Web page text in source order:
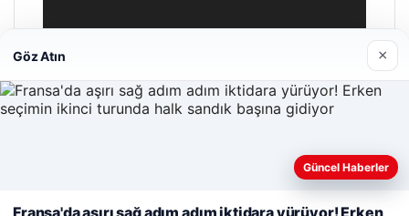
Hastaş Beton
Web sitemizi nasıl kullandığınızı daha iyi anlayabilmek,
Göz Atın ×
Güncel Haberler
Fransa'da aşırı sağ adım adım iktidara yürüyor! Erken